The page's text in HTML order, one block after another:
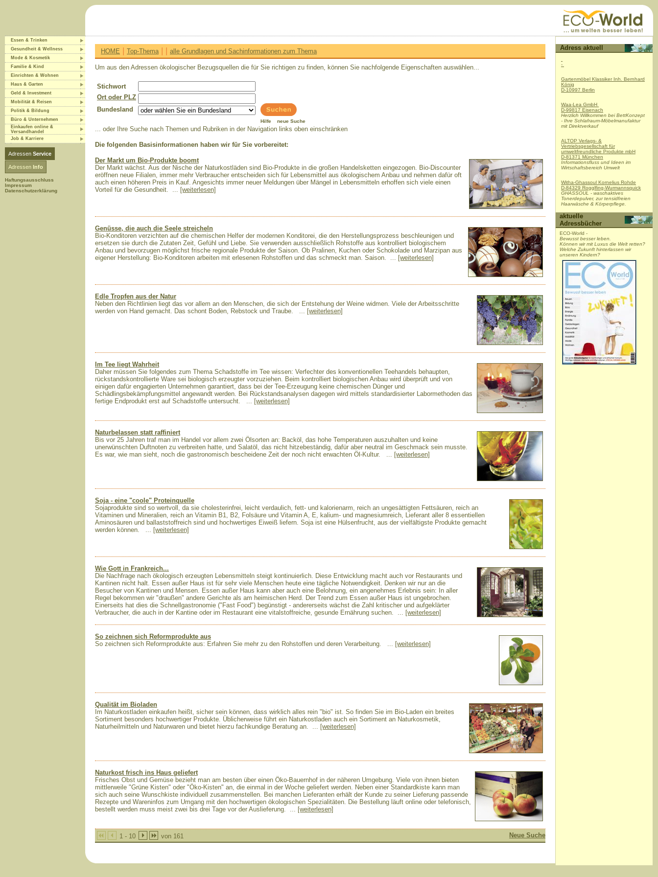
Essen & Trinken
Gesundheit & Wellness
Mode & Kosmetik
Familie & Kind
Einrichten & Wohnen
Haus & Garten
Geld & Investment
Mobilität & Reisen
Politik & Bildung
Büro & Unternehmen
Einkaufen online &
Versandhandel
Job & Karriere
Adressen Service
Adressen Info
Haftungsausschluss
Impressum
Datenschutzerklärung
HOME | Top-Thema| | alle Grundlagen und Sachinformationen zum Thema
Um aus den Adressen ökologischer Bezugsquellen die für Sie richtigen zu finden, können Sie nachfolgende Eigenschaften auswählen...
Stichwort
Ort oder PLZ
Bundesland
Hilfe neue Suche
... oder Ihre Suche nach Themen und Rubriken in der Navigation links oben einschränken
Die folgenden Basisinformationen haben wir für Sie vorbereitet:
Der Markt um Bio-Produkte boomt
Der Markt wächst. Aus der Nische der Naturkostläden sind Bio-Produkte in die großen Handelsketten eingezogen. Bio-Discounter
eröffnen neue Filialen, immer mehr Verbraucher entscheiden sich für Lebensmittel aus ökologischem Anbau und nehmen dafür oft
auch einen höheren Preis in Kauf. Angesichts immer neuer Meldungen über Mängel in Lebensmitteln erhoffen sich viele einen
Vorteil für die Gesundheit. ... [weiterlesen]
Genüsse, die auch die Seele streicheln
Bio-Konditoren verzichten auf die chemischen Helfer der modernen Konditorei, die den Herstellungsprozess beschleunigen und
ersetzen sie durch die Zutaten Zeit, Gefühl und Liebe. Sie verwenden ausschließlich Rohstoffe aus kontrolliert biologischem
Anbau und bevorzugen möglichst frische regionale Produkte der Saison. Ob Pralinen, Kuchen oder Schokolade und Marzipan aus
eigener Herstellung: Bio-Konditoren arbeiten mit erlesenen Rohstoffen und das schmeckt man. Saison. ... [weiterlesen]
Edle Tropfen aus der Natur
Neben den Richtlinien liegt das vor allem an den Menschen, die sich der Entstehung der Weine widmen. Viele der Arbeitsschritte
werden von Hand gemacht. Das schont Boden, Rebstock und Traube. ... [weiterlesen]
Im Tee liegt Wahrheit
Daher müssen Sie folgendes zum Thema Schadstoffe im Tee wissen: Verfechter des konventionellen Teehandels behaupten,
rückstandskontrollierte Ware sei biologisch erzeugter vorzuziehen. Beim kontrolliert biologischen Anbau wird überprüft und von
einigen dafür engagierten Unternehmen garantiert, dass bei der Tee-Erzeugung keine chemischen Dünger und
Schädlingsbekämpfungsmittel angewandt werden. Bei Rückstandsanalysen dagegen wird mittels standardisierter Labormethoden das
fertige Endprodukt erst auf Schadstoffe untersucht. ... [weiterlesen]
Naturbelassen statt raffiniert
Bis vor 25 Jahren traf man im Handel vor allem zwei Ölsorten an: Backöl, das hohe Temperaturen auszuhalten und keine
unerwünschten Duftnoten zu verbreiten hatte, und Salatöl, das nicht hitzebeständig, dafür aber neutral im Geschmack sein musste.
Es war, wie man sieht, noch die gastronomisch bescheidene Zeit der noch nicht erwachten Öl-Kultur. ... [weiterlesen]
Soja - eine "coole" Proteinquelle
Sojaprodukte sind so wertvoll, da sie cholesterinfrei, leicht verdaulich, fett- und kalorienarm, reich an ungesättigten Fettsäuren, reich an
Vitaminen und Mineralien, reich an Vitamin B1, B2, Folsäure und Vitamin A, E, kalium- und magnesiumreich, Lieferant aller 8 essentiellen
Aminosäuren und ballaststoffreich sind und hochwertiges Eiweiß liefern. Soja ist eine Hülsenfrucht, aus der vielfältigste Produkte gemacht
werden können. ... [weiterlesen]
Wie Gott in Frankreich...
Die Nachfrage nach ökologisch erzeugten Lebensmitteln steigt kontinuierlich. Diese Entwicklung macht auch vor Restaurants und
Kantinen nicht halt. Essen außer Haus ist für sehr viele Menschen heute eine tägliche Notwendigkeit. Denken wir nur an die
Besucher von Kantinen und Mensen. Essen außer Haus kann aber auch eine Belohnung, ein angenehmes Erlebnis sein: In aller
Regel bekommen wir "draußen" andere Gerichte als am heimischen Herd. Der Trend zum Essen außer Haus ist ungebrochen.
Einerseits hat dies die Schnellgastronomie ("Fast Food") begünstigt - andererseits wächst die Zahl kritischer und aufgeklärter
Verbraucher, die auch in der Kantine oder im Restaurant eine vitalstoffreiche, gesunde Ernährung suchen. ... [weiterlesen]
So zeichnen sich Reformprodukte aus
So zeichnen sich Reformprodukte aus: Erfahren Sie mehr zu den Rohstoffen und deren Verarbeitung. ... [weiterlesen]
Qualität im Bioladen
Im Naturkostladen einkaufen heißt, sicher sein können, dass wirklich alles rein "bio" ist. So finden Sie im Bio-Laden ein breites
Sortiment besonders hochwertiger Produkte. Üblicherweise führt ein Naturkostladen auch ein Sortiment an Naturkosmetik,
Naturheilmitteln und Naturwaren und bietet hierzu fachkundige Beratung an. ... [weiterlesen]
Naturkost frisch ins Haus geliefert
Frisches Obst und Gemüse bezieht man am besten über einen Öko-Bauernhof in der näheren Umgebung. Viele von ihnen bieten
mittlerweile "Grüne Kisten" oder "Öko-Kisten" an, die einmal in der Woche geliefert werden. Neben einer Standardkiste kann man
sich auch seine Wunschkiste individuell zusammenstellen. Bei manchen Lieferanten erhält der Kunde zu seiner Lieferung passende
Rezepte und Wareninfos zum Umgang mit den hochwertigen ökologischen Spezialitäten. Die Bestellung läuft online oder telefonisch,
bestellt werden muss meist zwei bis drei Tage vor der Auslieferung. ... [weiterlesen]
1 - 10 von 161 Neue Suche
Adress aktuell
-
Gartenmöbel Klassiker Inh. Bernhard
König
D-10997 Berlin
Waa-Lea GmbH
D-99817 Eisenach
Herzlich Willkommen bei BettKonzept
- Ihre Schlafraum-Möbelmanufaktur
mit Direktverkauf
ALTOP Verlags- &
Vertriebsgesellschaft für
umweltfreundliche Produkte mbH
D-81371 München
Informationsfluss und Ideen im
Wirtschaftsbereich Umwelt
Witha-Ghassoul Kornelius Rohde
D-84329 Rogglfing-Wurmannsquick
GHASSOUL - waschaktives
Tonerdepulver, zur tensidfreien
Haarwäsche & Körperpflege.
aktuelle
Adressbücher
ECO-World -
Bewusst besser leben.
Können wir mit Luxus die Welt retten?
Welche Zukunft hinterlassen wir
unseren Kindern?